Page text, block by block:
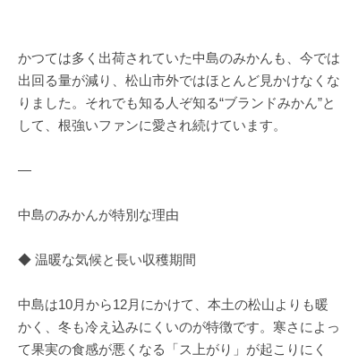
かつては多く出荷されていた中島のみかんも、今では
出回る量が減り、松山市外ではほとんど見かけなくな
りました。それでも知る人ぞ知る“ブランドみかん”と
して、根強いファンに愛され続けています。
—
中島のみかんが特別な理由
◆ 温暖な気候と長い収穫期間
中島は10月から12月にかけて、本土の松山よりも暖
かく、冬も冷え込みにくいのが特徴です。寒さによっ
て果実の食感が悪くなる「ス上がり」が起こりにく